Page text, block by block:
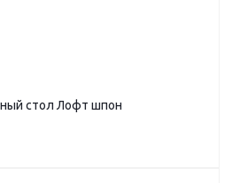
стол Лофт шпон